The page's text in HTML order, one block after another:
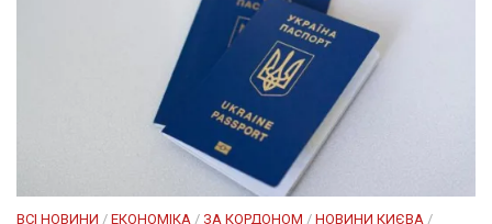
ВСІ НОВИНИ / ЕКОНОМІКА / ЗА КОРДОНОМ / НОВИНИ КИЄВА /